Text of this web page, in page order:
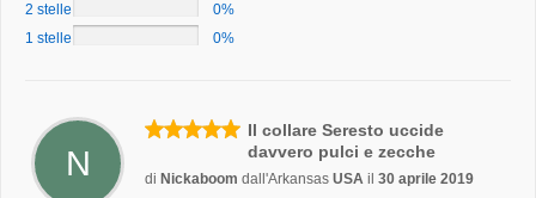
2 stelle
0%
1 stelle
0%
N
Il collare Seresto uccide
davvero pulci e zecche
di Nickaboom dall'Arkansas USA il 30 aprile 2019